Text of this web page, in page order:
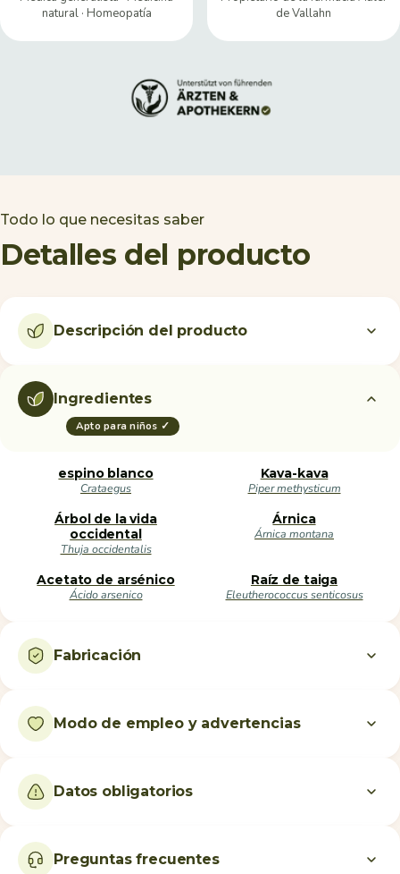
natural · Homeopatía
de Vallahn
Todo lo que necesitas saber
Detalles del producto
Descripción del producto
Ingredientes
Apto para niños ✓
espino blanco
Crataegus
Kava-kava
Piper methysticum
Árbol de la vida
occidental
Thuja occidentalis
Árnica
Árnica montana
Acetato de arsénico
Ácido arsenico
Raíz de taiga
Eleutherococcus senticosus
Fabricación
Modo de empleo y advertencias
Datos obligatorios
Preguntas frecuentes